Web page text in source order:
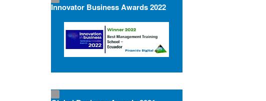
Innovator Business Awards 2022